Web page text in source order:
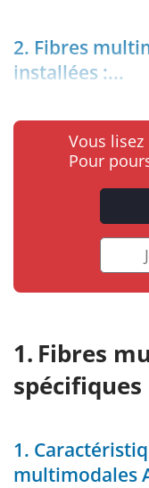
2. Fibres
installées :...
Vous lisez
Pour
Fibres
spécifiques
1.
multimodales